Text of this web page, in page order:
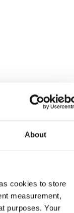
About
cookies to store
measurement,
purposes. Your